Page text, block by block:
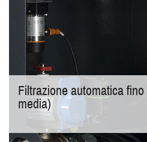
Filtrazione automatica
media)